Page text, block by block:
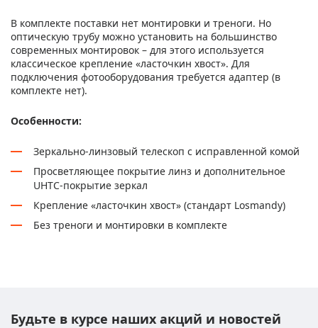
В комплекте поставки нет монтировки и треноги. Но
оптическую трубу можно установить на большинство
современных монтировок – для этого используется
классическое крепление «ласточкин хвост». Для
подключения фотооборудования требуется адаптер (в
комплекте нет).
Особенности:
Зеркально-линзовый телескоп с исправленной комой
Просветляющее покрытие линз и дополнительное
UHTC-покрытие зеркал
Крепление «ласточкин хвост» (стандарт Losmandy)
Без треноги и монтировки в комплекте
Будьте в курсе наших акций и новостей